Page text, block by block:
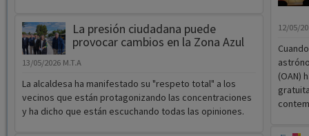
La presión ciudadana puede
provocar cambios en la Zona Azul
13/05/2026 M.T.A
La alcaldesa ha manifestado su "respeto total" a los
vecinos que están protagonizando las concentraciones
y ha dicho que están escuchando todas las opiniones.
12/05/
(OAN)